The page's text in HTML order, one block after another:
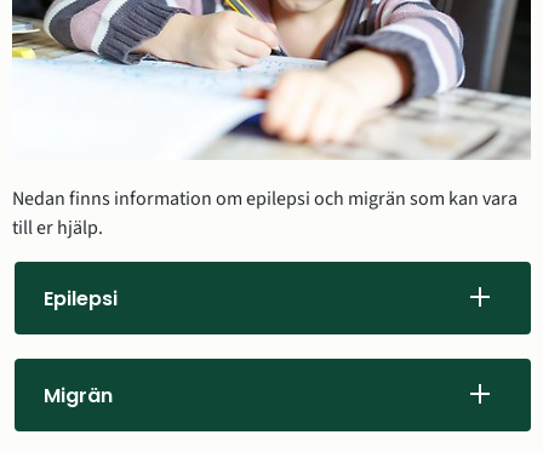
Nedan finns information om epilepsi och migrän som kan vara
till er hjälp.
Epilepsi
Migrän